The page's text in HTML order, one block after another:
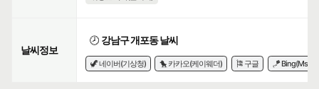
날씨정보
🕗 강남구 개포동 날씨
🦖 네이버(기상청) 🐤 카카오(케이웨더) 🎏 구글 🪁 Bing(Msn)